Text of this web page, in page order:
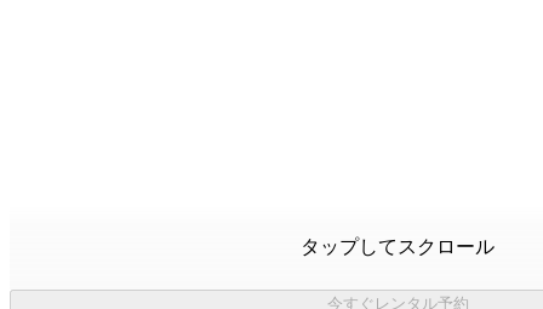
タップしてスクロール
今すぐレンタル予約